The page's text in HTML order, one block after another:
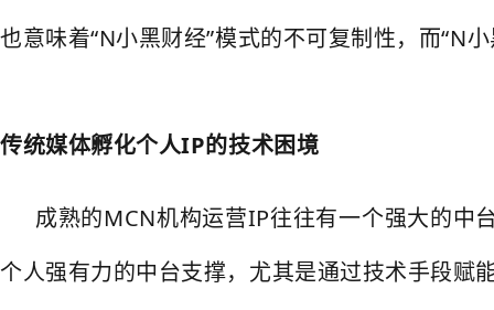
也意味着“N小黑财经”模式的不可复制性，而“N
传统媒体孵化个人IP的技术困境
成熟的MCN机构运营IP往往有一个强大的中
个人强有力的中台支撑，尤其是通过技术手段赋